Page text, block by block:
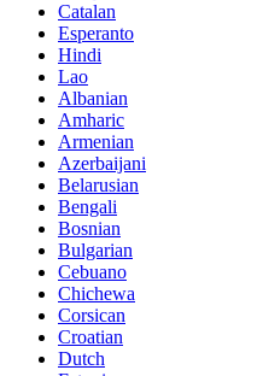
Catalan
Esperanto
Hindi
Lao
Albanian
Amharic
Armenian
Azerbaijani
Belarusian
Bengali
Bosnian
Bulgarian
Cebuano
Chichewa
Corsican
Croatian
Dutch